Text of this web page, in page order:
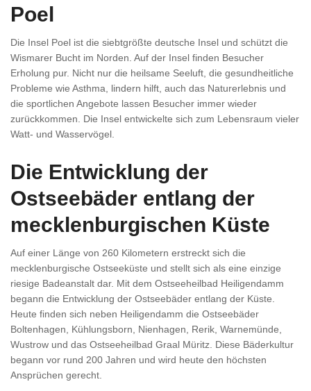
Poel
Die Insel Poel ist die siebtgrößte deutsche Insel und schützt die
Wismarer Bucht im Norden. Auf der Insel finden Besucher
Erholung pur. Nicht nur die heilsame Seeluft, die gesundheitliche
Probleme wie Asthma, lindern hilft, auch das Naturerlebnis und
die sportlichen Angebote lassen Besucher immer wieder
zurückkommen. Die Insel entwickelte sich zum Lebensraum vieler
Watt- und Wasservögel.
Die Entwicklung der
Ostseebäder entlang der
mecklenburgischen Küste
Auf einer Länge von 260 Kilometern erstreckt sich die
mecklenburgische Ostseeküste und stellt sich als eine einzige
riesige Badeanstalt dar. Mit dem Ostseeheilbad Heiligendamm
begann die Entwicklung der Ostseebäder entlang der Küste.
Heute finden sich neben Heiligendamm die Ostseebäder
Boltenhagen, Kühlungsborn, Nienhagen, Rerik, Warnemünde,
Wustrow und das Ostseeheilbad Graal Müritz. Diese Bäderkultur
begann vor rund 200 Jahren und wird heute den höchsten
Ansprüchen gerecht.